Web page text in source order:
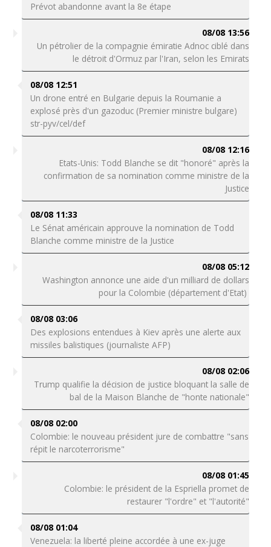
Prévot abandonne avant la 8e étape
08/08 13:56
Un pétrolier de la compagnie émiratie Adnoc ciblé dans
le détroit d'Ormuz par l'Iran, selon les Emirats
08/08 12:51
Un drone entré en Bulgarie depuis la Roumanie a
explosé près d'un gazoduc (Premier ministre bulgare)
str-pyv/cel/def
08/08 12:16
Etats-Unis: Todd Blanche se dit "honoré" après la
confirmation de sa nomination comme ministre de la
Justice
08/08 11:33
Le Sénat américain approuve la nomination de Todd
Blanche comme ministre de la Justice
08/08 05:12
Washington annonce une aide d'un milliard de dollars
pour la Colombie (département d'Etat)
08/08 03:06
Des explosions entendues à Kiev après une alerte aux
missiles balistiques (journaliste AFP)
08/08 02:06
Trump qualifie la décision de justice bloquant la salle de
bal de la Maison Blanche de "honte nationale"
08/08 02:00
Colombie: le nouveau président jure de combattre "sans
répit le narcoterrorisme"
08/08 01:45
Colombie: le président de la Espriella promet de
restaurer "l'ordre" et "l'autorité"
08/08 01:04
Venezuela: la liberté pleine accordée à une ex-juge